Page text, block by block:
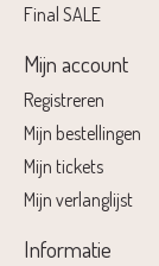
Final SALE
Mijn account
Registreren
Mijn bestellingen
Mijn tickets
Mijn verlanglijst
Informatie